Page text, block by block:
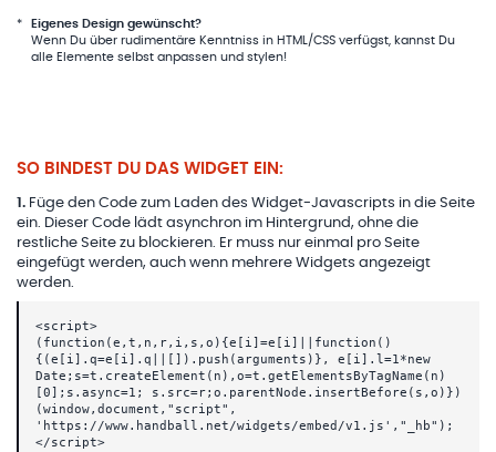
*
Eigenes Design gewünscht?
Wenn Du über rudimentäre Kenntniss in HTML/CSS verfügst, kannst Du
alle Elemente selbst anpassen und stylen!
SO BINDEST DU DAS WIDGET EIN:
1 . Füge den Code zum Laden des Widget-Javascripts in die Seite
ein. Dieser Code lädt asynchron im Hintergrund, ohne die
restliche Seite zu blockieren. Er muss nur einmal pro Seite
eingefügt werden, auch wenn mehrere Widgets angezeigt
werden.
<script>
(function(e,t,n,r,i,s,o){e[i]=e[i]||function()
{(e[i].q=e[i].q||[]).push(arguments)}, e[i].l=1*new
Date;s=t.createElement(n),o=t.getElementsByTagName(n)
[0];s.async=1; s.src=r;o.parentNode.insertBefore(s,o)})
(window,document,"script",
'https://www.handball.net/widgets/embed/v1.js',"_hb");
</script>